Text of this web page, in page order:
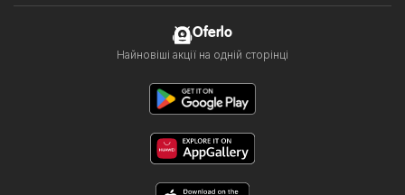
Oferlo
Найновіші акції на одній сторінці